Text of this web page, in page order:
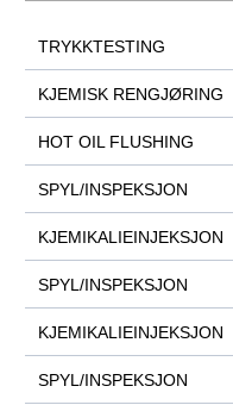
TRYKKTESTING
KJEMISK RENGJØRING
HOT OIL FLUSHING
SPYL/INSPEKSJON
KJEMIKALIEINJEKSJON
SPYL/INSPEKSJON
KJEMIKALIEINJEKSJON
SPYL/INSPEKSJON